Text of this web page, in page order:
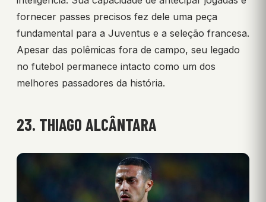
fornecer passes precisos fez dele uma peça
fundamental para a Juventus e a seleção francesa.
Apesar das polêmicas fora de campo, seu legado
no futebol permanece intacto como um dos
melhores passadores da história.
23. THIAGO ALCÂNTARA